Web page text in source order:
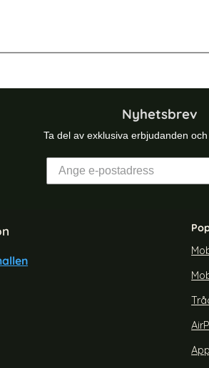
Fodral I Äkta Läder - Välj Färg! (Ljus
Samsung
Art. nr
rea
99 kr
Nyhetsbrev
Ta del av exklusiva erbjudanden